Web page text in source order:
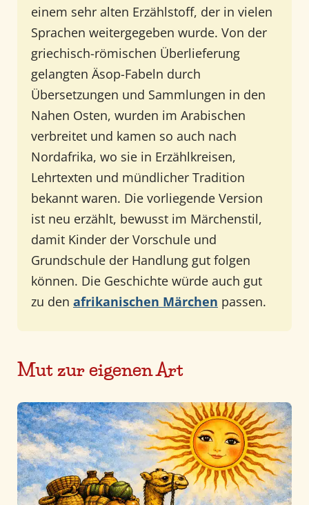
einem sehr alten Erzählstoff, der in vielen
Sprachen weitergegeben wurde. Von der
griechisch-römischen Überlieferung
gelangten Äsop-Fabeln durch
Übersetzungen und Sammlungen in den
Nahen Osten, wurden im Arabischen
verbreitet und kamen so auch nach
Nordafrika, wo sie in Erzählkreisen,
Lehrtexten und mündlicher Tradition
bekannt waren. Die vorliegende Version
ist neu erzählt, bewusst im Märchenstil,
damit Kinder der Vorschule und
Grundschule der Handlung gut folgen
können. Die Geschichte würde auch gut
zu den afrikanischen Märchen passen.
Mut zur eigenen Art